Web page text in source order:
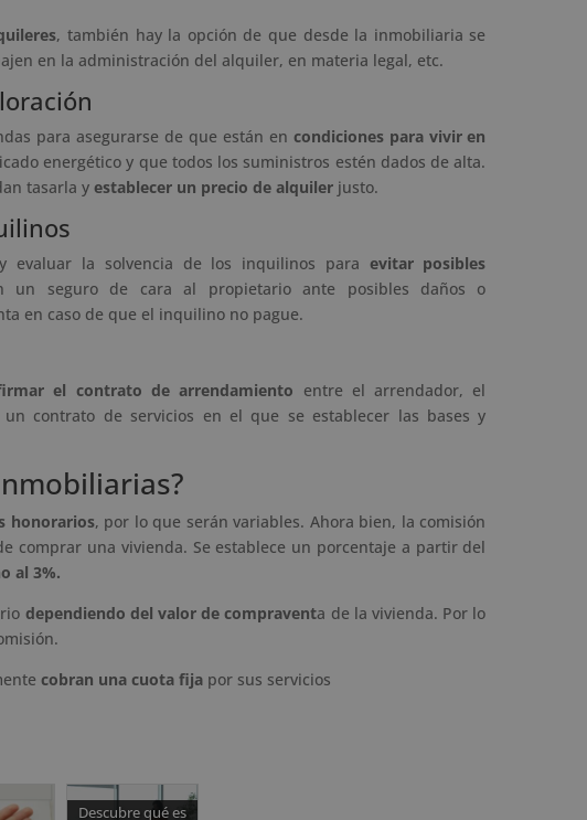
, también hay la opción de que desde la inmobiliaria se
en la administración del alquiler, en materia legal, etc.
para asegurarse de que están en condiciones para vivir en
energético y que todos los suministros estén dados de alta.
tasarla y establecer un precio de alquiler justo.
evaluar la solvencia de los inquilinos para evitar posibles
un seguro de cara al propietario ante posibles daños o
en caso de que el inquilino no pague.
el contrato de arrendamiento entre el arrendador, el
contrato de servicios en el que se establecer las bases y
honorarios, por lo que serán variables. Ahora bien, la comisión
comprar una vivienda. Se establece un porcentaje a partir del
al 3%.
dependiendo del valor de compraventa de la vivienda. Por lo
cobran una cuota fija por sus servicios
Descubre qué es